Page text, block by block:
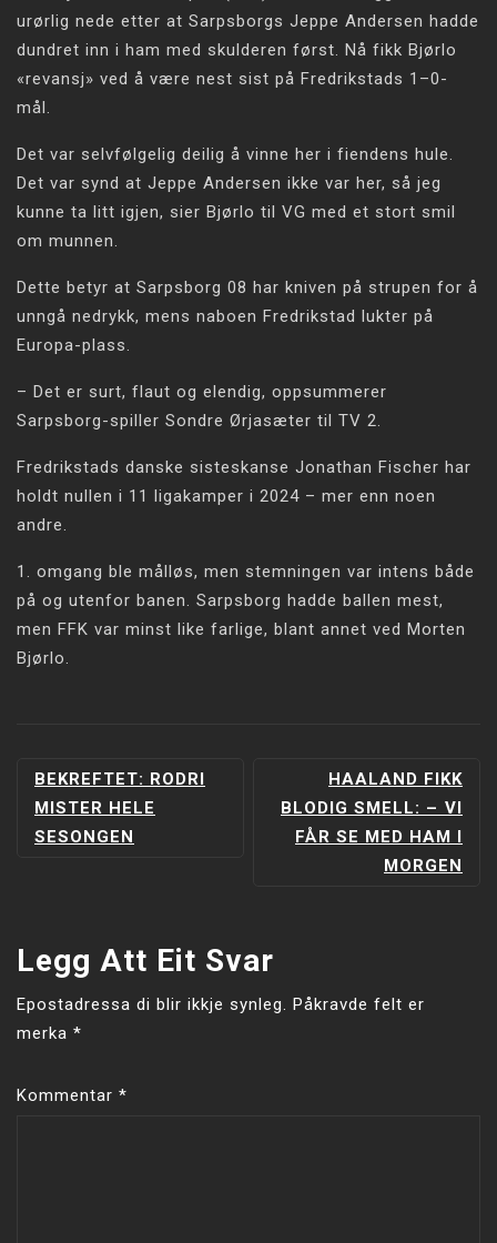
urørlig nede etter at Sarpsborgs Jeppe Andersen hadde
dundret inn i ham med skulderen først. Nå fikk Bjørlo
«revansj» ved å være nest sist på Fredrikstads 1–0-
mål.
Det var selvfølgelig deilig å vinne her i fiendens hule.
Det var synd at Jeppe Andersen ikke var her, så jeg
kunne ta litt igjen, sier Bjørlo til VG med et stort smil
om munnen.
Dette betyr at Sarpsborg 08 har kniven på strupen for å
unngå nedrykk, mens naboen Fredrikstad lukter på
Europa-plass.
– Det er surt, flaut og elendig, oppsummerer
Sarpsborg-spiller Sondre Ørjasæter til TV 2.
Fredrikstads danske sisteskanse Jonathan Fischer har
holdt nullen i 11 ligakamper i 2024 – mer enn noen
andre.
1. omgang ble målløs, men stemningen var intens både
på og utenfor banen. Sarpsborg hadde ballen mest,
men FFK var minst like farlige, blant annet ved Morten
Bjørlo.
INNLEGGSNAVIGERING
BEKREFTET: RODRI
MISTER HELE
SESONGEN
HAALAND FIKK
BLODIG SMELL: –⁠ VI
FÅR SE MED HAM I
MORGEN
Legg Att Eit Svar
Epostadressa di blir ikkje synleg. Påkravde felt er
merka *
Kommentar *